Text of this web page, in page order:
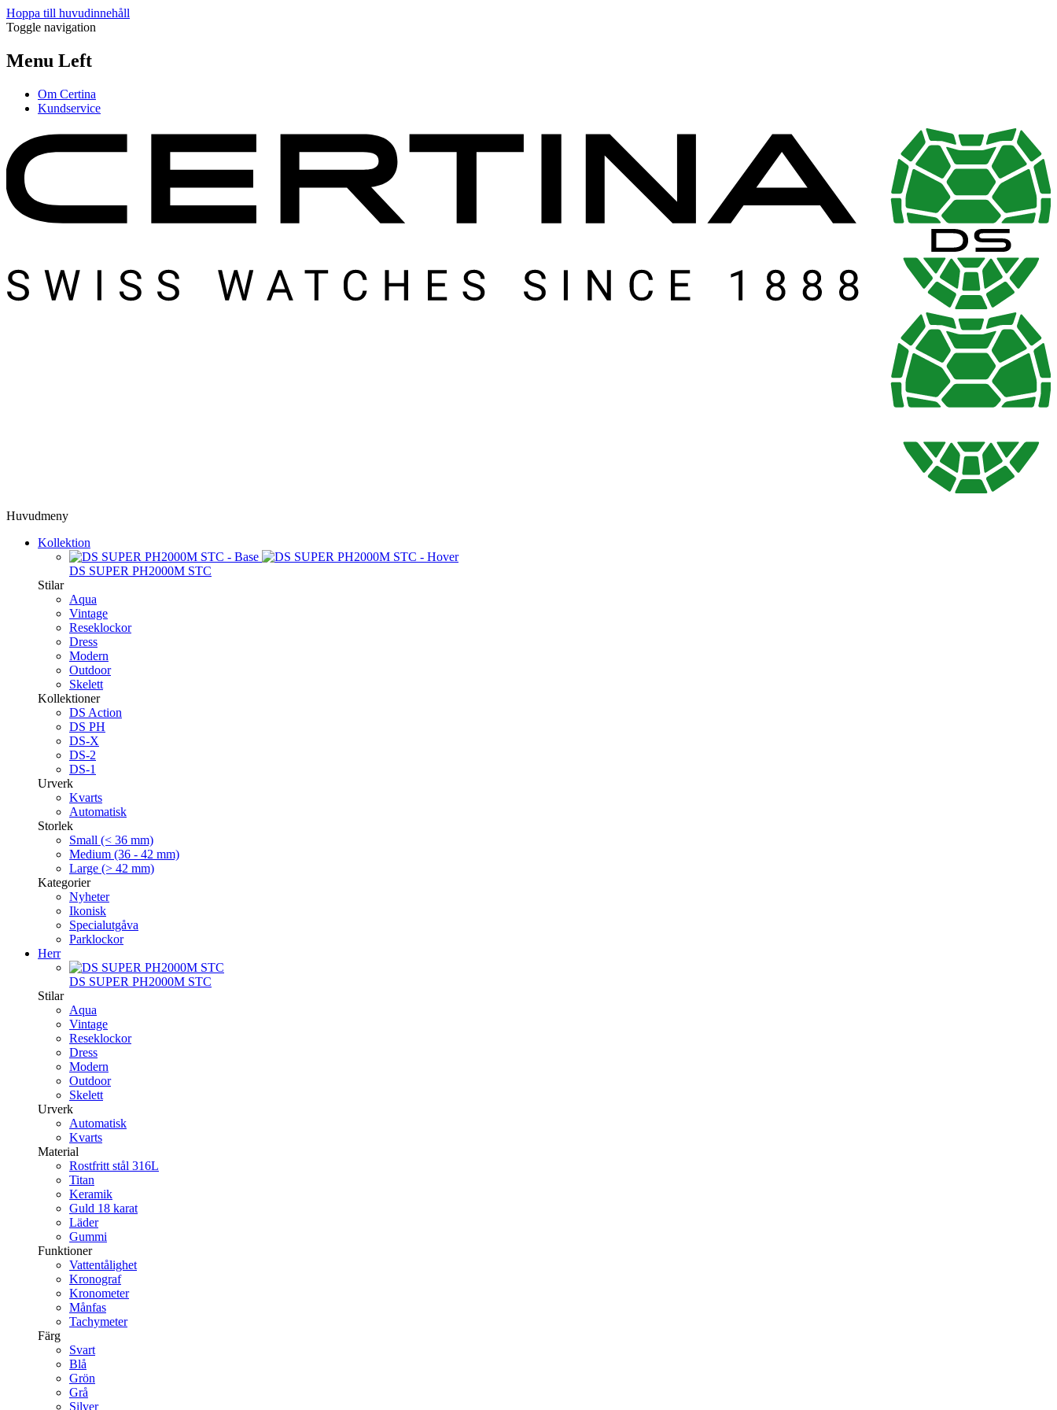
Hoppa till huvudinnehåll
Toggle navigation
Menu Left
Om Certina
Kundservice
Huvudmeny
Kollektion
DS SUPER PH2000M STC
Stilar
Aqua
Vintage
Reseklockor
Dress
Modern
Outdoor
Skelett
Kollektioner
DS Action
DS PH
DS-X
DS-2
DS-1
Urverk
Kvarts
Automatisk
Storlek
Small (< 36 mm)
Medium (36 - 42 mm)
Large (> 42 mm)
Kategorier
Nyheter
Ikonisk
Specialutgåva
Parklockor
Herr
DS SUPER PH2000M STC
Stilar
Aqua
Vintage
Reseklockor
Dress
Modern
Outdoor
Skelett
Urverk
Automatisk
Kvarts
Material
Rostfritt stål 316L
Titan
Keramik
Guld 18 karat
Läder
Gummi
Funktioner
Vattentålighet
Kronograf
Kronometer
Månfas
Tachymeter
Färg
Svart
Blå
Grön
Grå
Silver